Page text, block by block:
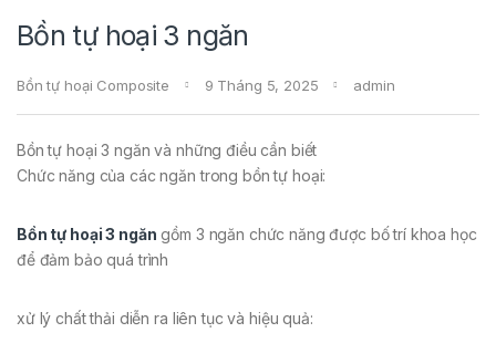
Bồn tự hoại 3 ngăn
Bồn tự hoại Composite 9 Tháng 5, 2025 admin
Bồn tự hoại 3 ngăn và những điều cần biết
Chức năng của các ngăn trong bồn tự hoại:
Bồn tự hoại 3 ngăn gồm 3 ngăn chức năng được bố trí khoa học
để đảm bảo quá trình
xử lý chất thải diễn ra liên tục và hiệu quả: